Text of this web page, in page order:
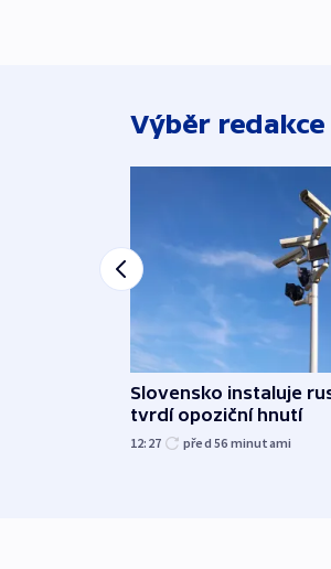
Výběr redakce
Slovensko instaluje
tvrdí opoziční hnutí
12:27 před 56 minutami